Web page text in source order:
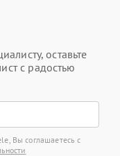
оставьте
с радостью
Вы соглашаетесь с